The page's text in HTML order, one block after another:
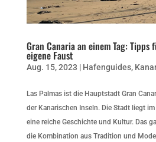
Gran Canaria an einem Tag:
eigene Faust
Aug. 15, 2023 | Hafenguides,
Las Palmas ist die Hauptstadt Gran
der Kanarischen Inseln. Die Stadt liegt
eine reiche Geschichte und Kultur. Das
die Kombination aus Tradition und